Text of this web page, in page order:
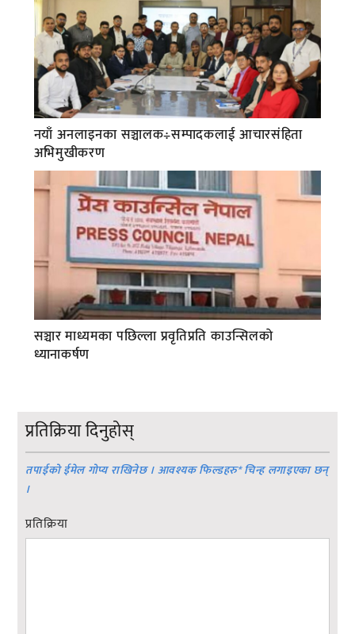
नयाँ अनलाइनका सञ्चालक÷सम्पादकलाई आचारसंहिता
अभिमुखीकरण
सञ्चार माध्यमका पछिल्ला प्रवृतिप्रति काउन्सिलको
ध्यानाकर्षण
प्रतिक्रिया दिनुहोस्
तपाईको ईमेल गोप्य राखिनेछ । आवश्यक फिल्डहरु*चिन्ह लगाइएका छन्
।
प्रतिक्रिया